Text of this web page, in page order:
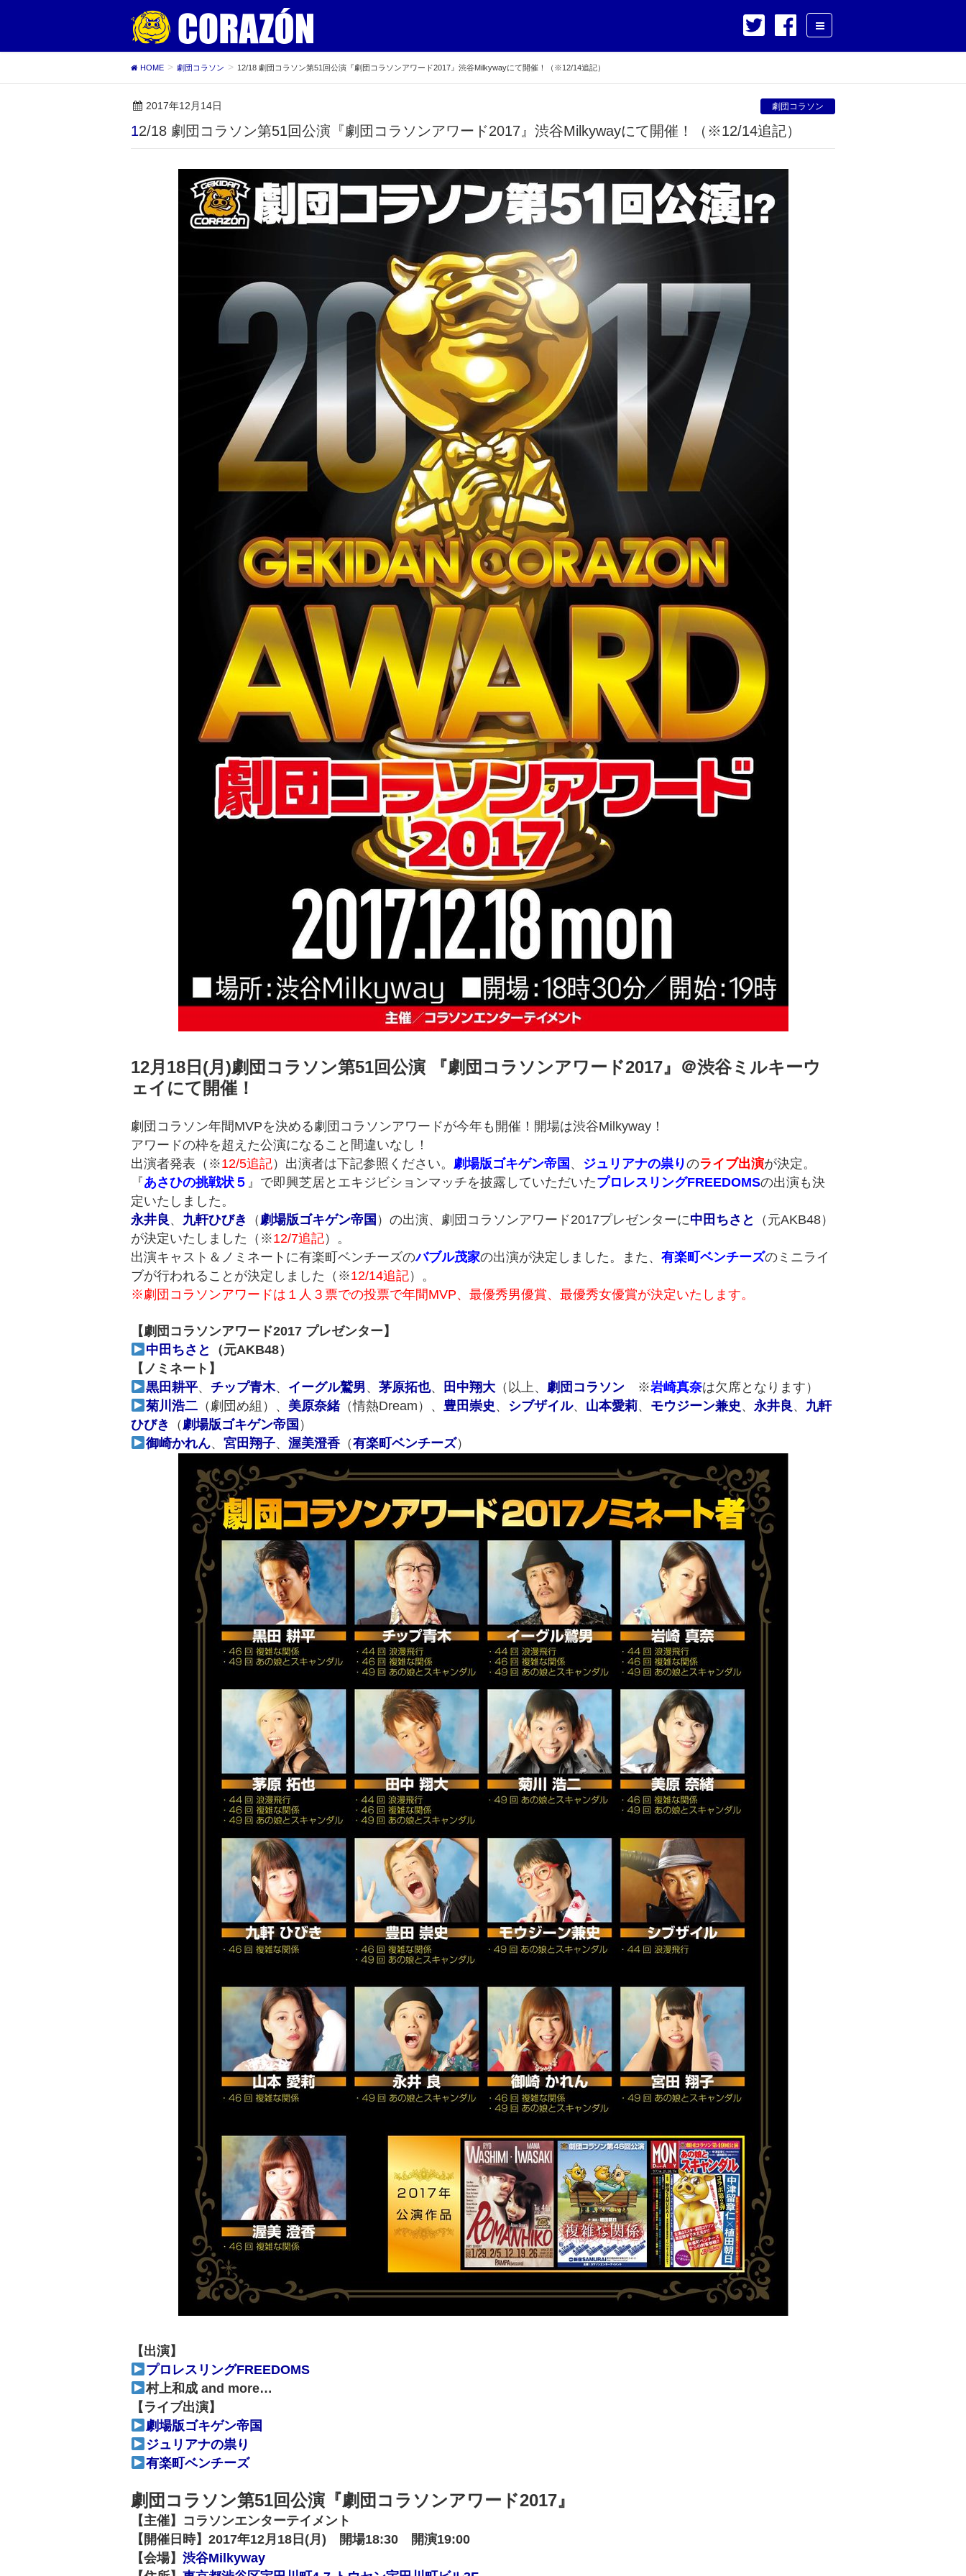
HOME 劇団コラソン 12/18 劇団コラソン第51回公演『劇団コラソンアワード2017』渋谷Milkywayにて開催！（※12/14追記）
2017年12月14日 劇団コラソン
12/18 劇団コラソン第51回公演『劇団コラソンアワード2017』渋谷Milkywayにて開催！（※12/14追記）
12月18日(月)劇団コラソン第51回公演 『劇団コラソンアワード2017』＠渋谷ミルキーウ
ェイにて開催！
劇団コラソン年間MVPを決める劇団コラソンアワードが今年も開催！開場は渋谷Milkyway！
アワードの枠を超えた公演になること間違いなし！
出演者発表（※12/5追記）出演者は下記参照ください。 劇場版ゴキゲン帝国 、 ジュリアナの祟りのライブ出演が決定。
『あさひの挑戦状５ 』で即興芝居とエキジビションマッチを披露していただいたプロレスリングFREEDOMSの出演も決
定いたしました。
永井良 、 九軒ひびき （劇場版ゴキゲン帝国 ）の出演、劇団コラソンアワード2017プレゼンターに中田ちさと
（元AKB48）
が決定いたしました（※12/7追記）。
出演キャスト＆ノミネートに有楽町ベンチーズのバブル茂家の出演が決定しました。また、 有楽町ベンチーズのミニライ
ブが行われることが決定しました（※12/14追記）。
※劇団コラソンアワードは１人３票での投票で年間MVP、最優秀男優賞、最優秀女優賞が決定いたします。
【劇団コラソンアワード2017 プレゼンター】
中田ちさと
（元AKB48）
【ノミネート】
黒田耕平、 チップ青木、 イーグル鷲男、 茅原拓也、 田中翔大（以上、 劇団コラソン※岩崎真奈は欠席となります）
菊川浩二（劇団め組）、 美原奈緒（情熱Dream）、 豊田崇史 、 シブザイル、 山本愛莉、 モウジーン兼史 、 永井良 、 九軒
ひびき
（劇場版ゴキゲン帝国 ）
御崎かれん、 宮田翔子、 渥美澄香（有楽町ベンチーズ）
【出演】
プロレスリングFREEDOMS
村上和成 and more…
【ライブ出演】
劇場版ゴキゲン帝国
ジュリアナの祟り
有楽町ベンチーズ
劇団コラソン第51回公演『劇団コラソンアワード2017』
【主催】コラソンエンターテイメント
【開催日時】2017年12月18日(月) 開場18:30 開演19:00
【会場】 渋谷Milkyway